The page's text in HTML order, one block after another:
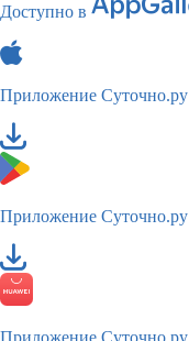
Доступно в
Приложение Суточно.ру
Приложение Суточно.ру
Приложение Суточно.ру